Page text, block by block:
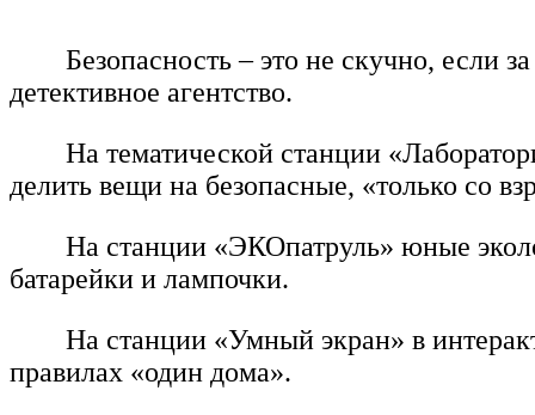
Безопасность – это не скучно, если
детективное агентство.
На тематической станции
делить вещи на безопасные, «только со
На станции «ЭКОпатруль» юные
батарейки и лампочки.
На станции «Умный экран» в
правилах «один дома».